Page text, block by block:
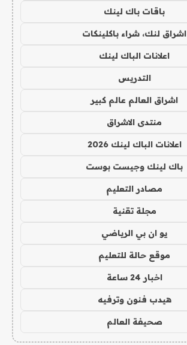
باقات باك لينك
اشراق لنك، شراء باكلينكات
اعلانات الباك لينك
التدريس
اشراق العالم عالم كبير
منتدى الاشراق
اعلانات الباك لينك 2026
باك لينك وجيست بوست
مصادر التعليم
مجلة تقنية
يو ان بي الرياضي
موقع حالة للتعليم
اخبار 24 ساعة
هيدب فنون وترفيه
صحيفة العالم